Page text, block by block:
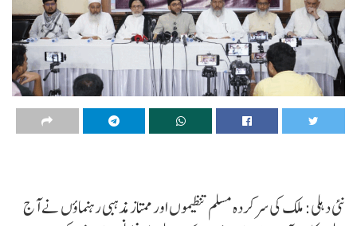
نئی دہلی: ملک کی سرکردہ مسلم تنظیموں اور ممتاز مذہبی رہنماؤں نے آج